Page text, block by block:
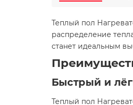
Теплый пол
распределение
станет идеальным
Быстрый и
Теплый пол